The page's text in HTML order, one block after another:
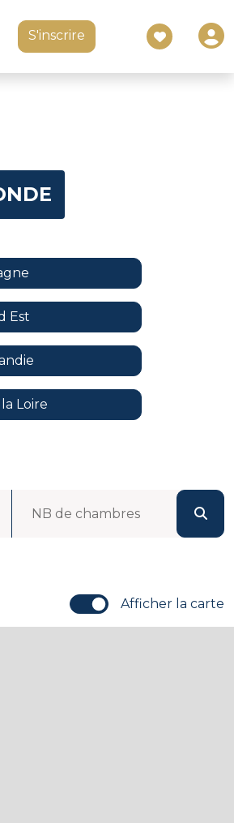
S'inscrire
Est
Loire
NB de chambres
Afficher la carte